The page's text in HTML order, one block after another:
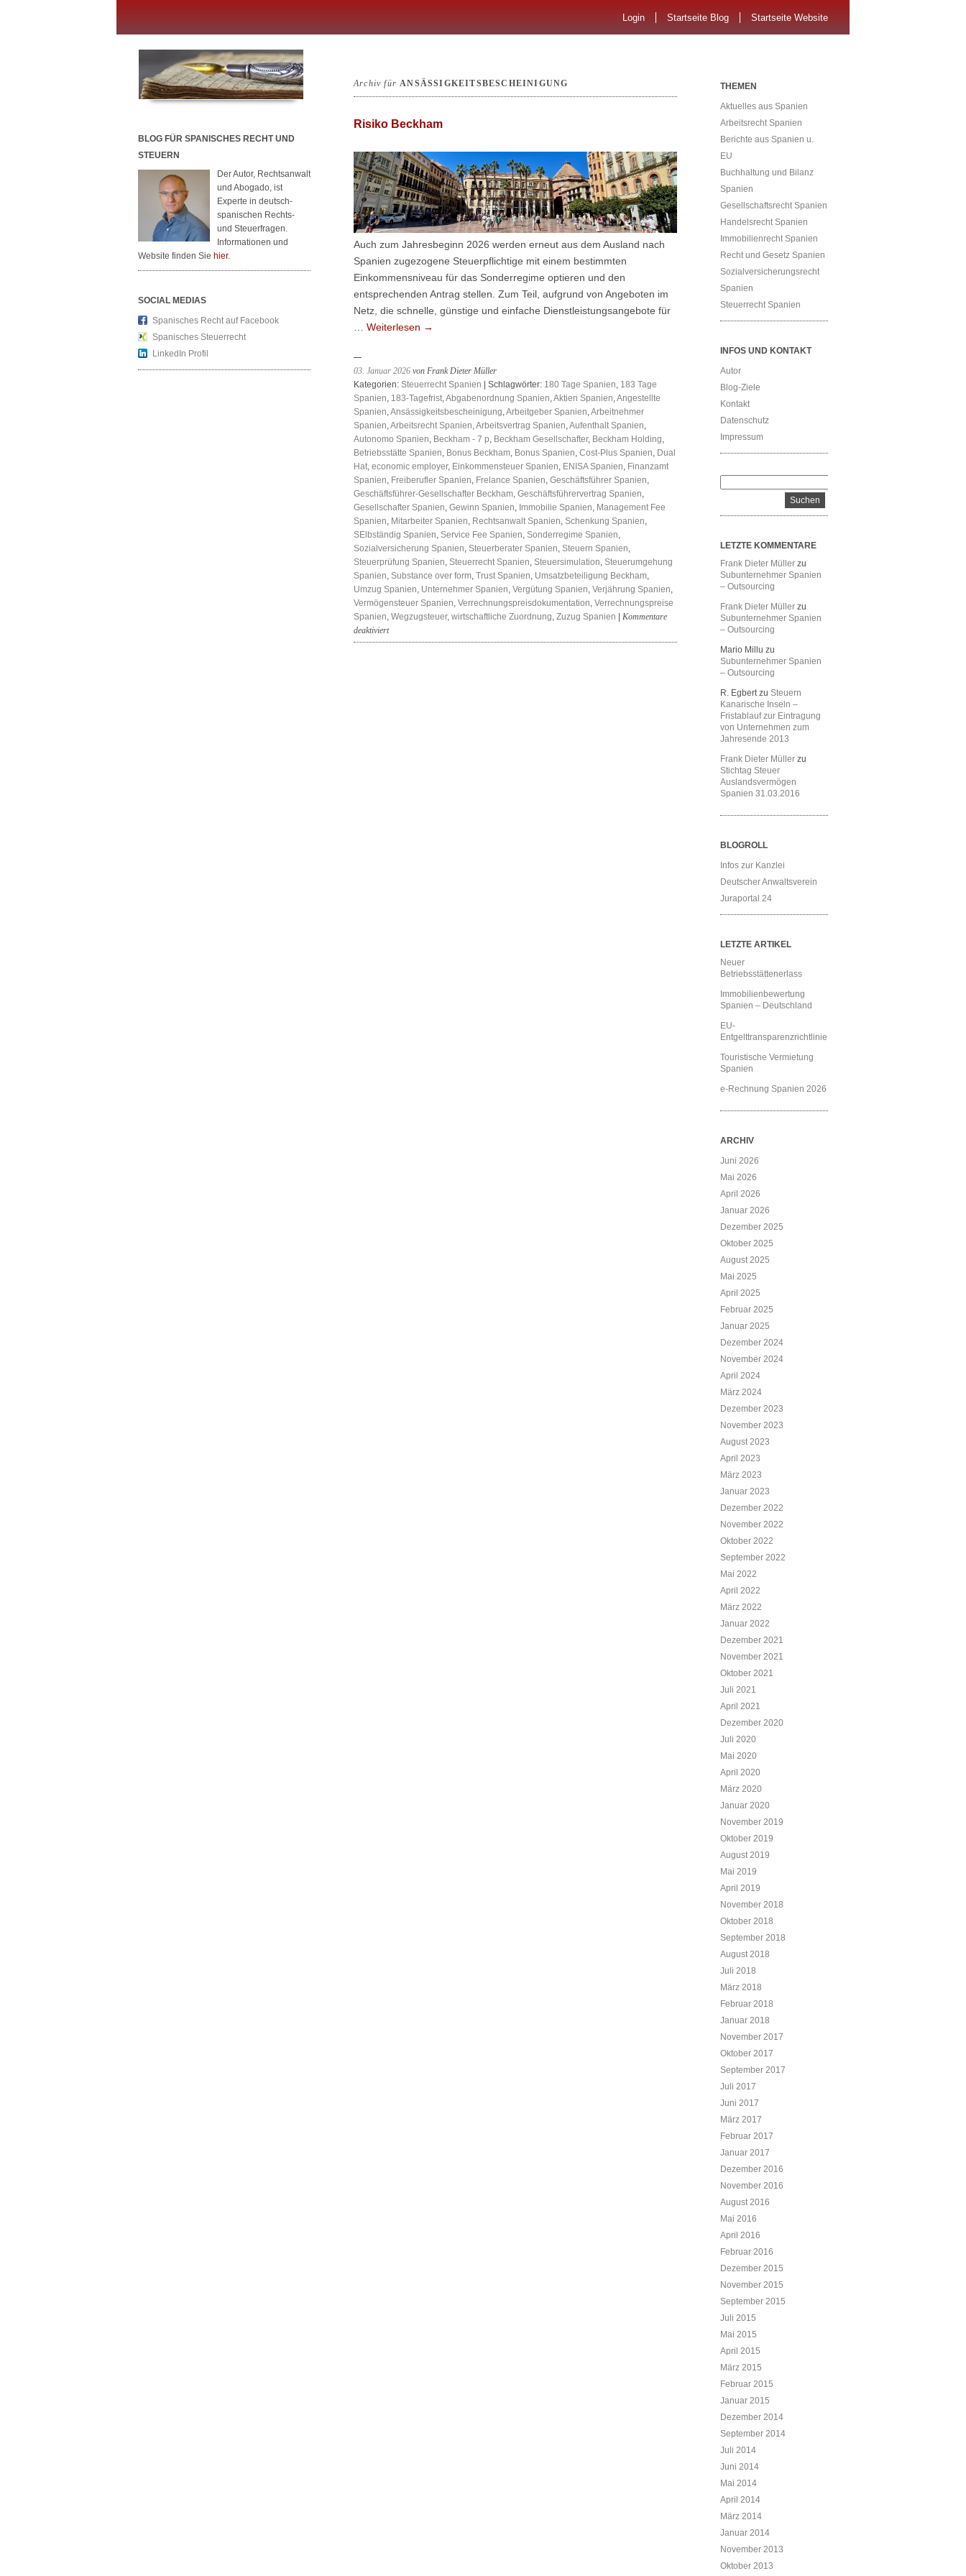
Login Startseite Blog Startseite Website
BLOG FÜR SPANISCHES RECHT UND
STEUERN
Der Autor, Rechtsanwalt
und Abogado, ist
Experte in deutsch-
spanischen Rechts-
und Steuerfragen.
Informationen und
Website finden Sie hier.
SOCIAL MEDIAS
Spanisches Recht auf Facebook
Spanisches Steuerrecht
LinkedIn Profil
Archiv fürANSÄSSIGKEITSBESCHEINIGUNG
Risiko Beckham
Auch zum Jahresbeginn 2026 werden erneut aus dem Ausland nach
Spanien zugezogene Steuerpflichtige mit einem bestimmten
Einkommensniveau für das Sonderregime optieren und den
entsprechenden Antrag stellen. Zum Teil, aufgrund von Angeboten im
Netz, die schnelle, günstige und einfache Dienstleistungsangebote für
Weiterlesen →
03. Januar 2026 von Frank Dieter Müller
Kategorien: Steuerrecht Spanien | Schlagwörter: 180 Tage Spanien 183 Tage
Spanien 183-Tagefrist Abgabenordnung Spanien Aktien Spanien Angestellte
Spanien Ansässigkeitsbescheinigung Arbeitgeber Spanien Arbeitnehmer
Spanien Arbeitsrecht Spanien Arbeitsvertrag Spanien Aufenthalt Spanien
Autonomo Spanien Beckham - 7 p Beckham Gesellschafter, Beckham Holding
Betriebsstätte Spanien Bonus Beckham Bonus Spanien Cost-Plus Spanien Dual
Hat economic employer, Einkommensteuer Spanien ENISA Spanien Finanzamt
Spanien Freiberufler Spanien Frelance Spanien Geschäftsführer Spanien
Geschäftsführer-Gesellschafter Beckham Geschäftsführervertrag Spanien
Gesellschafter Spanien Gewinn Spanien Immobilie Spanien Management Fee
Spanien Mitarbeiter Spanien Rechtsanwalt Spanien Schenkung Spanien
SElbständig Spanien Service Fee Spanien Sonderregime Spanien
Sozialversicherung Spanien Steuerberater Spanien Steuern Spanien
Steuerprüfung Spanien Steuerrecht Spanien Steuersimulation Steuerumgehung
Spanien Substance over form Trust Spanien Umsatzbeteiligung Beckham
Umzug Spanien Unternehmer Spanien Vergütung Spanien Verjährung Spanien
Vermögensteuer Spanien Verrechnungspreisdokumentation Verrechnungspreise
Spanien Wegzugsteuer, wirtschaftliche Zuordnung Zuzug Spanien | Kommentare
deaktiviertfür
Risiko
THEMEN
Aktuelles aus Spanien
Arbeitsrecht Spanien
Berichte aus Spanien u.
EU
Buchhaltung und Bilanz
Spanien
Gesellschaftsrecht Spanien
Handelsrecht Spanien
Immobilienrecht Spanien
Recht und Gesetz Spanien
Sozialversicherungsrecht
Spanien
Steuerrecht Spanien
INFOS UND KONTAKT
Autor
Blog-Ziele
Kontakt
Datenschutz
Impressum
LETZTE KOMMENTARE
Frank Dieter Müller zu
Subunternehmer Spanien
– Outsourcing
Frank Dieter Müller zu
Subunternehmer Spanien
– Outsourcing
Mario Millu zu
Subunternehmer Spanien
– Outsourcing
R. EgbertzuSteuern
Kanarische Inseln –
Fristablauf zur Eintragung
von Unternehmen zum
Jahresende 2013
Frank Dieter Müller zu
Stichtag Steuer
Auslandsvermögen
Spanien 31.03.2016
BLOGROLL
Infos zur Kanzlei
Deutscher Anwaltsverein
Juraportal 24
LETZTE ARTIKEL
Neuer
Betriebsstättenerlass
Immobilienbewertung
Spanien – Deutschland
EU-
Entgelttransparenzrichtlinie
Touristische Vermietung
Spanien
e-Rechnung Spanien 2026
ARCHIV
Juni 2026
Mai 2026
April 2026
Januar 2026
Dezember 2025
Oktober 2025
August 2025
Mai 2025
April 2025
Februar 2025
Januar 2025
Dezember 2024
November 2024
April 2024
März 2024
Dezember 2023
November 2023
August 2023
April 2023
März 2023
Januar 2023
Dezember 2022
November 2022
Oktober 2022
September 2022
Mai 2022
April 2022
März 2022
Januar 2022
Dezember 2021
November 2021
Oktober 2021
Juli 2021
April 2021
Dezember 2020
Juli 2020
Mai 2020
April 2020
März 2020
Januar 2020
November 2019
Oktober 2019
August 2019
Mai 2019
April 2019
November 2018
Oktober 2018
September 2018
August 2018
Juli 2018
März 2018
Februar 2018
Januar 2018
November 2017
Oktober 2017
September 2017
Juli 2017
Juni 2017
März 2017
Februar 2017
Januar 2017
Dezember 2016
November 2016
August 2016
Mai 2016
April 2016
Februar 2016
Dezember 2015
November 2015
September 2015
Juli 2015
Mai 2015
April 2015
März 2015
Februar 2015
Januar 2015
Dezember 2014
September 2014
Juli 2014
Juni 2014
Mai 2014
April 2014
März 2014
Januar 2014
November 2013
Oktober 2013